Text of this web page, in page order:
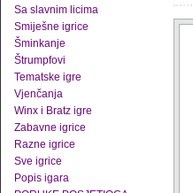
Sa slavnim licima
Smiješne igrice
Šminkanje
Štrumpfovi
Tematske igre
Vjenčanja
Winx i Bratz igre
Zabavne igrice
Razne igrice
Sve igrice
Popis igara